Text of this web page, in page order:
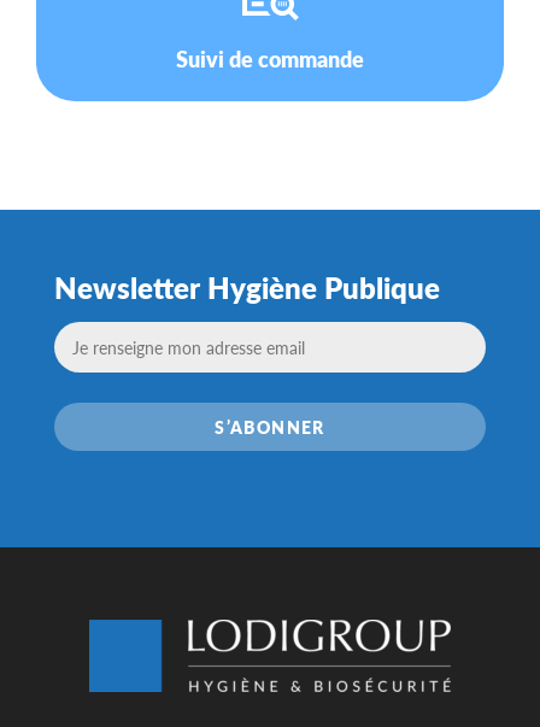
Suivi de commande
Newsletter Hygiène Publique
S’ABONNER